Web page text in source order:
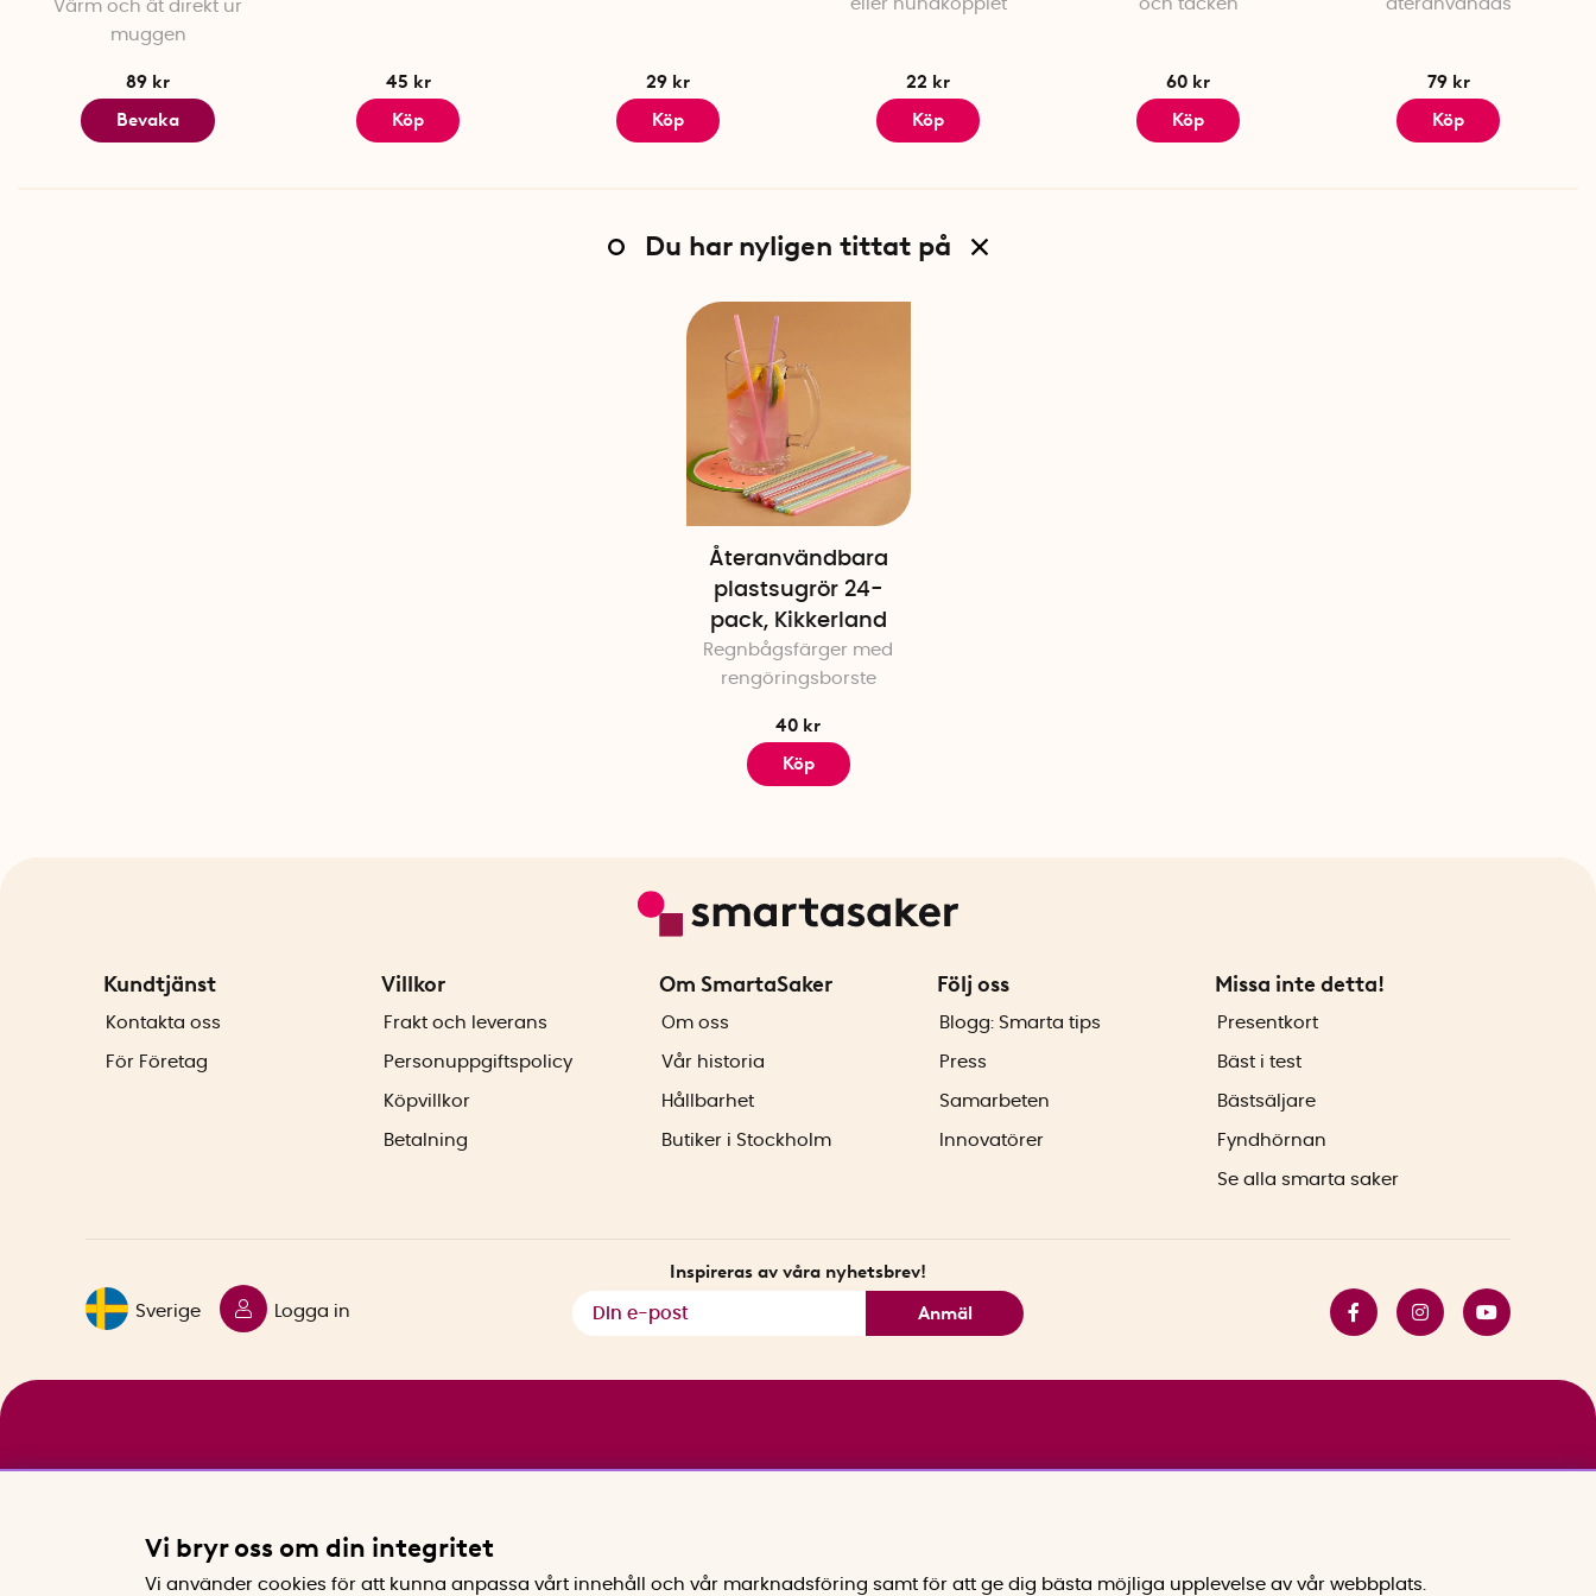
Värm och ät direkt ur
muggen
89 kr
Bevaka
45 kr
Köp
29 kr
Köp
eller hundkopplet
22 kr
Köp
och täcken
60 kr
Köp
återanvändas
79 kr
Köp
Du har nyligen tittat på
Återanvändbara
plastsugrör 24-
pack, Kikkerland
Regnbågsfärger med
rengöringsborste
40 kr
Köp
Kundtjänst
Kontakta oss
För Företag
Villkor
Frakt och leverans
Personuppgiftspolicy
Köpvillkor
Betalning
Om SmartaSaker
Om oss
Vår historia
Hållbarhet
Butiker i Stockholm
Följ oss
Blogg: Smarta tips
Press
Samarbeten
Innovatörer
Missa inte detta!
Presentkort
Bäst i test
Bästsäljare
Fyndhörnan
Se alla smarta saker
Sverige Logga in
Inspireras av våra nyhetsbrev!
Anmäl
Vi bryr oss om din integritet
Vi använder cookies för att kunna anpassa vårt innehåll och vår marknadsföring samt för att ge dig bästa möjliga upplevelse av vår webbplats.